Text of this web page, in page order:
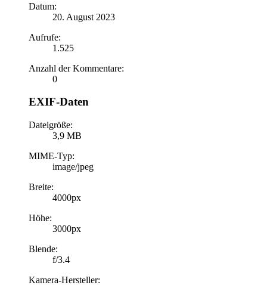
Datum:
20. August 2023
Aufrufe:
1.525
Anzahl der Kommentare:
0
EXIF-Daten
Dateigröße:
3,9 MB
MIME-Typ:
image/jpeg
Breite:
4000px
Höhe:
3000px
Blende:
f/3.4
Kamera-Hersteller: